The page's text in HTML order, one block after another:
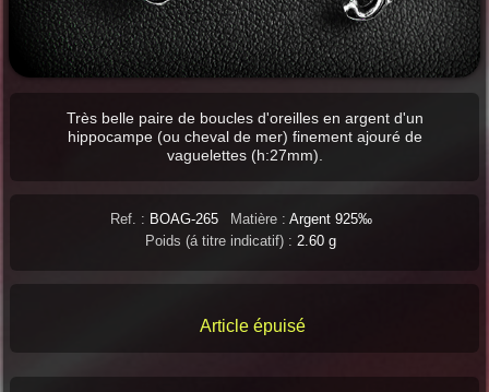
Très belle paire de boucles d'oreilles en argent d'un
hippocampe (ou cheval de mer) finement ajouré de
vaguelettes (h:27mm).
Ref. : BOAG-265 Matière : Argent 925‰
Poids (á titre indicatif) : 2.60 g
Article épuisé